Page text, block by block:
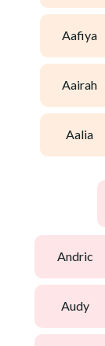
aafiya
aairah
aalia
andric
audy